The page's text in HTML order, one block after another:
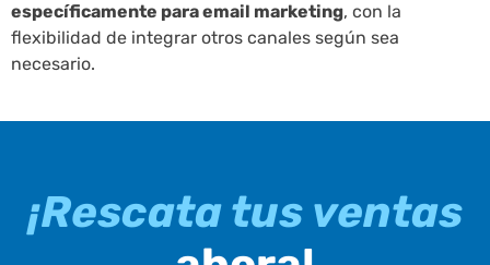
específicamente para email marketing, con la
flexibilidad de integrar otros canales según sea
necesario.
¡Rescata tus ventas